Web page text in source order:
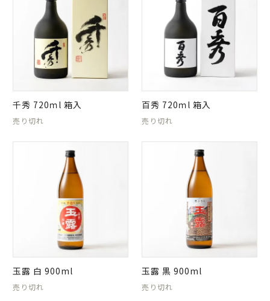
千秀 720ｍl 箱入
売り切れ
百秀 720ｍl 箱入
売り切れ
玉露 白 900ml
売り切れ
玉露 黒 900ml
売り切れ